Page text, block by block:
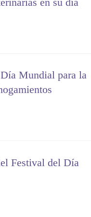
Mundial para la
Festival del Día